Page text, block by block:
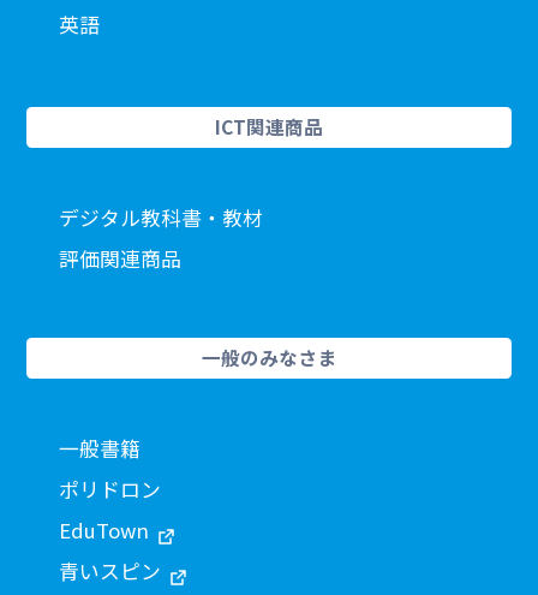
英語
ICT関連商品
デジタル教科書・教材
評価関連商品
一般のみなさま
一般書籍
ポリドロン
EduTown
青いスピン